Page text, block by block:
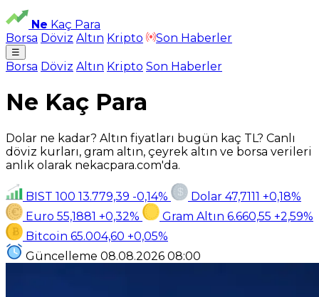
Ne Kaç Para
Borsa Döviz Altın Kripto Son Haberler
☰
Borsa Döviz Altın Kripto Son Haberler
Ne Kaç Para
Dolar ne kadar? Altın fiyatları bugün kaç TL? Canlı
döviz kurları, gram altın, çeyrek altın ve borsa verileri
anlık olarak nekacpara.com'da.
BIST 100 13.779,39 -0,14% Dolar 47,7111 +0,18%
Euro 55,1881 +0,32% Gram Altın 6.660,55 +2,59%
Bitcoin 65.004,60 +0,05%
Güncelleme 08.08.2026 08:00